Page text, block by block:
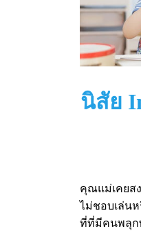
นิสัย
คุณแม่เคยส
ไม่ชอบเล่น
ที่ที่มีคนพลุก